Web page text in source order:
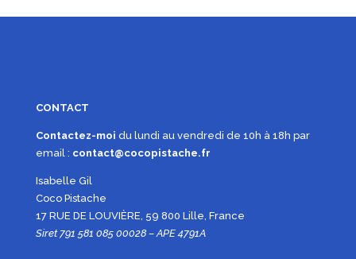
CONTACT
Contactez-moi du lundi au vendredi de 10h à 18h par
email : contact@cocopistache.fr
Isabelle Gil
Coco Pistache
17 RUE DE LOUVIÈRE, 59 800 Lille, France
Siret 791 581 085 00028 – APE 4791A